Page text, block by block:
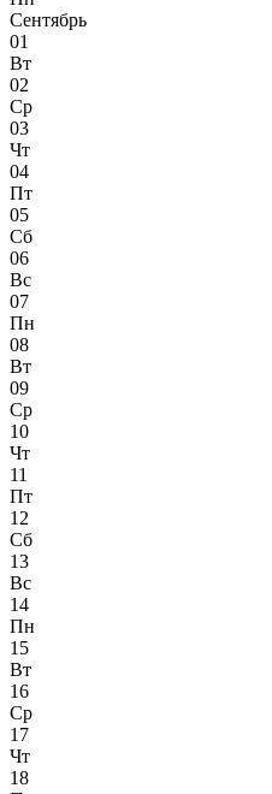
Сентябрь
01
Вт
02
Ср
03
Чт
04
Пт
05
Сб
06
Вс
07
Пн
08
Вт
09
Ср
10
Чт
11
Пт
12
Сб
13
Вс
14
Пн
15
Вт
16
Ср
17
Чт
18